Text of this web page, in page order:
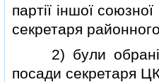
партiї iншої
секретаря
2) були обранi i
посади секретаря